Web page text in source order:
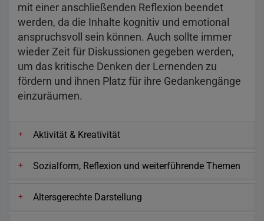
mit einer anschließenden Reflexion beendet
werden, da die Inhalte kognitiv und emotional
anspruchsvoll sein können. Auch sollte immer
wieder Zeit für Diskussionen gegeben werden,
um das kritische Denken der Lernenden zu
fördern und ihnen Platz für ihre Gedankengänge
einzuräumen.
Aktivität & Kreativität
Sozialform, Reflexion und weiterführende Themen
Altersgerechte Darstellung